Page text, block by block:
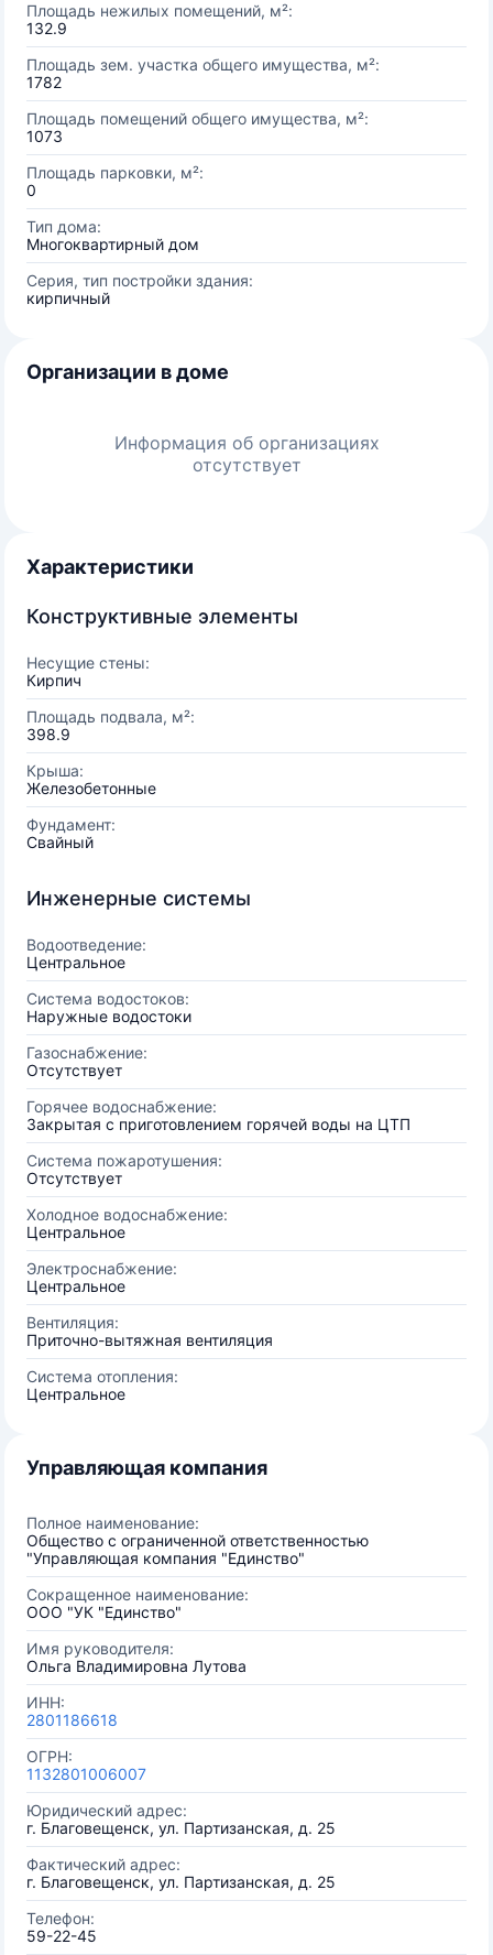
Площадь нежилых помещений, м²:
132.9
Площадь зем. участка общего имущества, м²:
1782
Площадь помещений общего имущества, м²:
1073
Площадь парковки, м²:
0
Тип дома:
Многоквартирный дом
Серия, тип постройки здания:
кирпичный
Организации в доме
Информация об организациях
отсутствует
Характеристики
Конструктивные элементы
Несущие стены:
Кирпич
Площадь подвала, м²:
398.9
Крыша:
Железобетонные
Фундамент:
Свайный
Инженерные системы
Водоотведение:
Центральное
Система водостоков:
Наружные водостоки
Газоснабжение:
Отсутствует
Горячее водоснабжение:
Закрытая с приготовлением горячей воды на ЦТП
Система пожаротушения:
Отсутствует
Холодное водоснабжение:
Центральное
Электроснабжение:
Центральное
Вентиляция:
Приточно-вытяжная вентиляция
Система отопления:
Центральное
Управляющая компания
Полное наименование:
Общество с ограниченной ответственностью
"Управляющая компания "Единство"
Сокращенное наименование:
ООО "УК "Единство"
Имя руководителя:
Ольга Владимировна Лутова
ИНН:
2801186618
ОГРН:
1132801006007
Юридический адрес:
г. Благовещенск, ул. Партизанская, д. 25
Фактический адрес:
г. Благовещенск, ул. Партизанская, д. 25
Телефон:
59-22-45